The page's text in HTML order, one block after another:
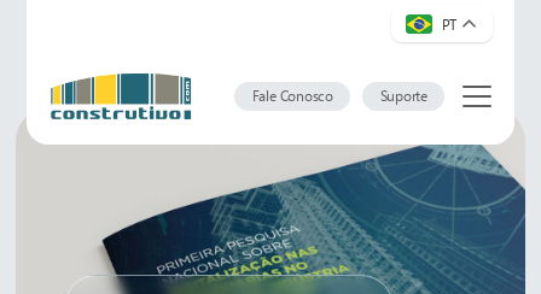
PT
Fale Conosco Suporte